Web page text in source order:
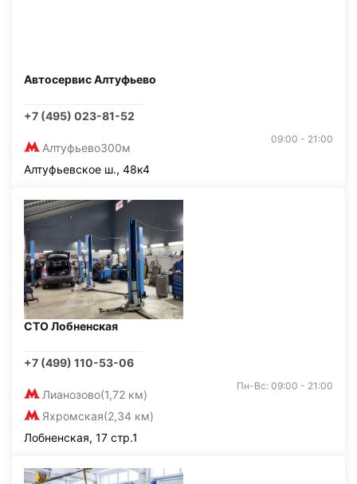
Автосервис Алтуфьево
+7 (495) 023-81-52
Алтуфьево300м
09:00 - 21:00
Алтуфьевское ш., 48к4
СТО Лобненская
+7 (499) 110-53-06
Лианозово(1,72 км)
Яхромская(2,34 км)
Пн-Вс: 09:00 - 21:00
Лобненская, 17 стр.1